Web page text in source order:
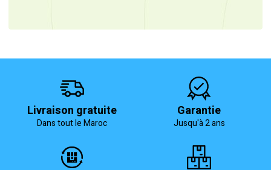
Livraison gratuite
Dans tout le Maroc
Garantie
Jusqu'à 2 ans